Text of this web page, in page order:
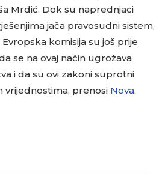
Mrdić. Dok su naprednjaci
jača pravosudni sistem,
komisija su još prije
se na ovaj način ugrožava
i da su ovi zakoni suprotni
prenosi Nova.